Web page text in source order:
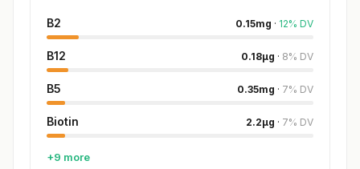
B2 0.15mg · 12% DV
B12 0.18µg · 8% DV
B5 0.35mg · 7% DV
Biotin 2.2µg · 7% DV
+9 more